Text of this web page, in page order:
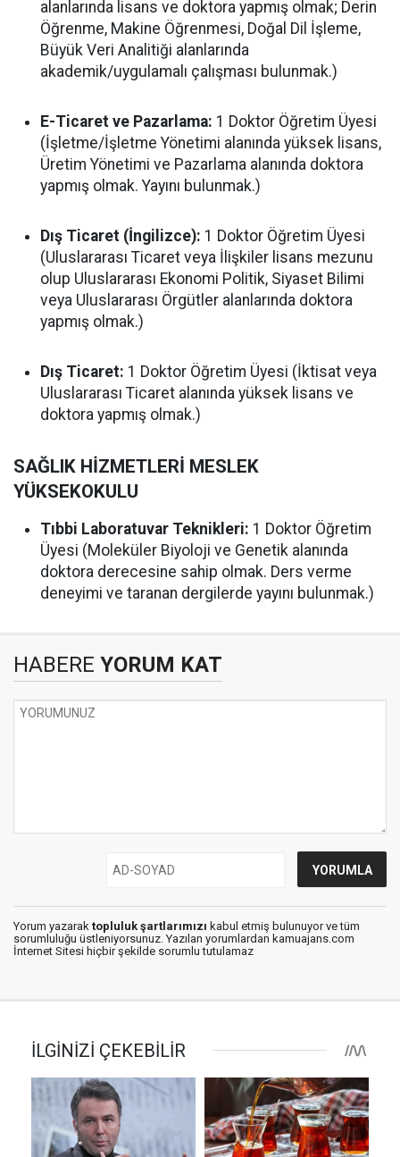
alanlarında lisans ve doktora yapmış olmak; Derin
Öğrenme, Makine Öğrenmesi, Doğal Dil İşleme,
Büyük Veri Analitiği alanlarında
akademik/uygulamalı çalışması bulunmak.)
E-Ticaret ve Pazarlama: 1 Doktor Öğretim Üyesi
(İşletme/İşletme Yönetimi alanında yüksek lisans,
Üretim Yönetimi ve Pazarlama alanında doktora
yapmış olmak. Yayını bulunmak.)
Dış Ticaret (İngilizce): 1 Doktor Öğretim Üyesi
(Uluslararası Ticaret veya İlişkiler lisans mezunu
olup Uluslararası Ekonomi Politik, Siyaset Bilimi
veya Uluslararası Örgütler alanlarında doktora
yapmış olmak.)
Dış Ticaret: 1 Doktor Öğretim Üyesi (İktisat veya
Uluslararası Ticaret alanında yüksek lisans ve
doktora yapmış olmak.)
SAĞLIK HİZMETLERİ MESLEK
YÜKSEKOKULU
Tıbbi Laboratuvar Teknikleri: 1 Doktor Öğretim
Üyesi (Moleküler Biyoloji ve Genetik alanında
doktora derecesine sahip olmak. Ders verme
deneyimi ve taranan dergilerde yayını bulunmak.)
HABERE YORUM KAT
Yorum yazarak topluluk şartlarımızı kabul etmiş bulunuyor ve tüm
sorumluluğu üstleniyorsunuz. Yazılan yorumlardan kamuajans.com
İnternet Sitesi hiçbir şekilde sorumlu tutulamaz